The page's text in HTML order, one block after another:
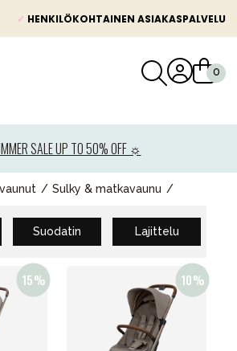
✓ HENKILÖKOHTAINEN ASIAKASPALVELU
SALE UP TO 50% OFF ☼
Sulky & matkavaunu
Suodatin Lajittelu
turvaistuimet
paketti
& vauva
Lelut ja pelit
& vuodevaatteet